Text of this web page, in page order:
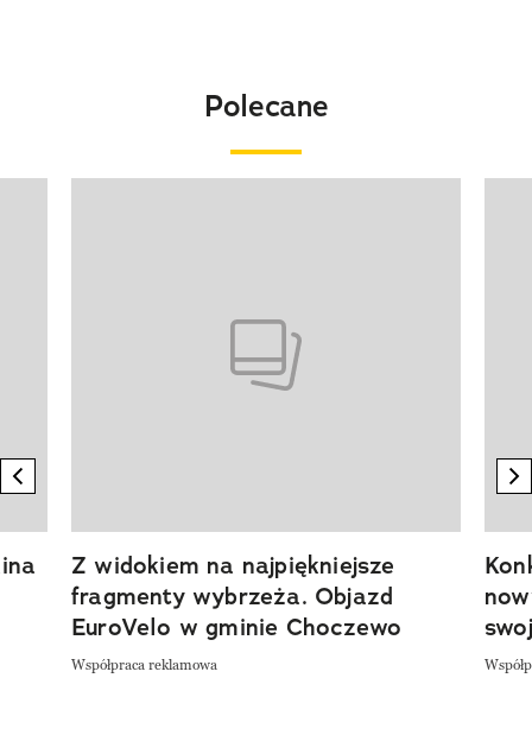
Polecane
previous element
Z widokiem na najpiękniejsze
fragmenty wybrzeża. Objazd
EuroVelo w gminie Choczewo
Współpraca reklamowa